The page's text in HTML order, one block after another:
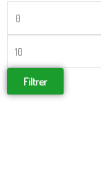
Filtrer